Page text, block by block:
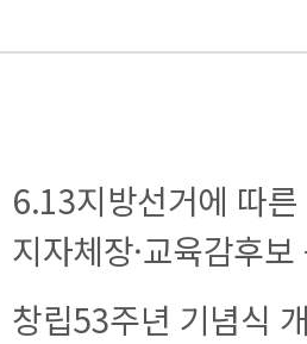
6.13지방선거에 따
지자체장·교육감후
창립53주년 기념식